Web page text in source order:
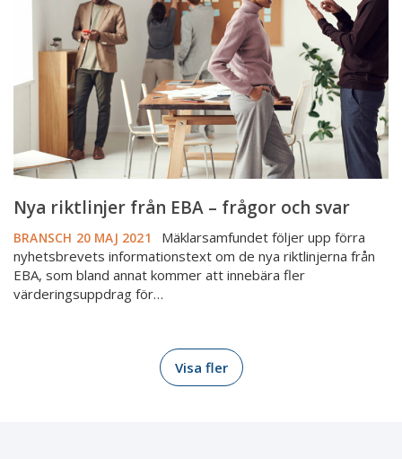
frågor
svar
Nya riktlinjer från EBA – frågor och svar
BRANSCH 20 MAJ 2021
Mäklarsamfundet följer upp förra
nyhetsbrevets informationstext om de nya riktlinjerna från
EBA, som bland annat kommer att innebära fler
värderingsuppdrag för…
Visa fler